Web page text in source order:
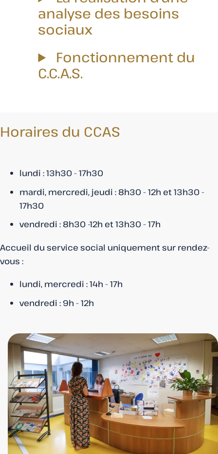
analyse des besoins
sociaux
Fonctionnement du
C.C.A.S.
Horaires du CCAS
lundi : 13h30 - 17h30
mardi, mercredi, jeudi : 8h30 - 12h et 13h30 -
17h30
vendredi : 8h30 -12h et 13h30 - 17h
Accueil du service social uniquement sur rendez-
vous :
lundi, mercredi : 14h - 17h
vendredi : 9h - 12h